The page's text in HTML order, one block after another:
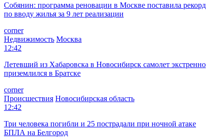
Собянин: программа реновации в Москве поставила рекорд
по вводу жилья за 9 лет реализации
corner
Недвижимость Москва
12:42
Летевший из Хабаровска в Новосибирск самолет экстренно
приземлился в Братске
corner
Происшествия Новосибирская область
12:42
Три человека погибли и 25 пострадали при ночной атаке
БПЛА на Белгород